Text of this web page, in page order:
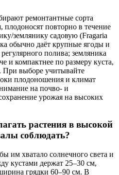
ремонтантные сорта
плодоносят повторно в течение
землянику садовую (Fragaria
обычно даёт крупные ягоды и
полива; земляника
и компактнее по размеру куста,
При выборе учитывайте
плодоношения и климат
на почво- и
урожая на высоких
растения в высокой
соблюдать?
им хватало солнечного света и
кустами держат 25–30 см,
грядки 60–90 см. В